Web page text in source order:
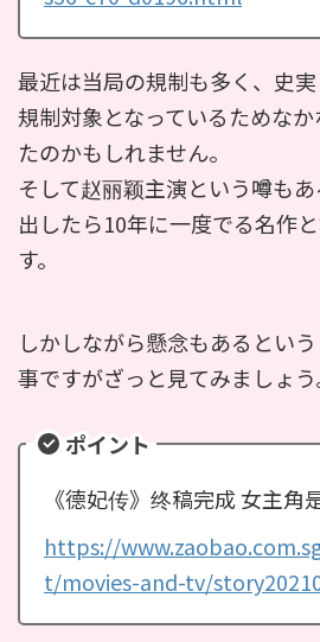
最近は当局の規制も多く、史
規制対象となっているためな
たのかもしれません。
そして赵丽颖主演という噂も
出したら10年に一度でる名作
す。
しかしながら懸念もあるとい
事ですがざっと見てみましょう
ポイント
《德妃传》终稿完成 女主角
https://
t/movies-and-tv/